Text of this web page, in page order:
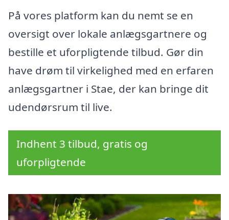
På vores platform kan du nemt se en
oversigt over lokale anlægsgartnere og
bestille et uforpligtende tilbud. Gør din
have drøm til virkelighed med en erfaren
anlægsgartner i Stae, der kan bringe dit
udendørsrum til live.
Indhent 3 tilbud, gratis og
uforpligtende